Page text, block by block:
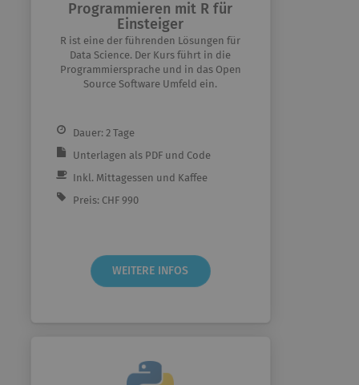
Programmieren mit R für
Einsteiger
R ist eine der führenden Lösungen für
Data Science. Der Kurs führt in die
Programmiersprache und in das Open
Source Software Umfeld ein.
Dauer: 2 Tage
Unterlagen als PDF und Code
Inkl. Mittagessen und Kaffee
Preis: CHF 990
WEITERE INFOS